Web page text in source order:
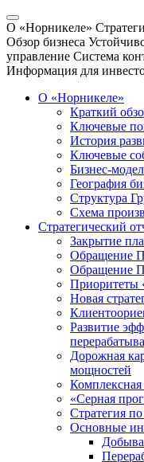
О «Норникеле»
Обзор бизнеса
управление Система
Информация для
О «Норникеле»
Краткий
Ключевые
История
Ключевые
Бизнес-
География
Структура
Схема
Стратегический
Закрытие
Обращение
Обращение
Приоритеты
Новая
Развитие
Дорожная
мощностей
Комплексная
«Серная
Стратегия
Основные